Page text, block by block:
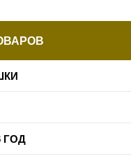
ГОД